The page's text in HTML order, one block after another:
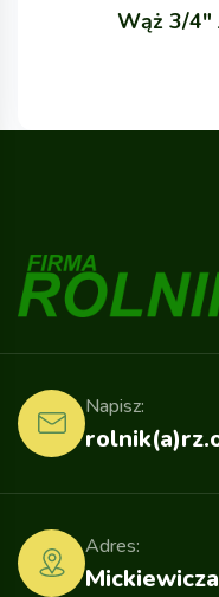
Wąż 3/4"
Napisz:
Adres: